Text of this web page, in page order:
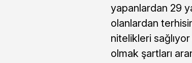
yapanlardan 29
olanlardan
nitelikleri
olmak şartları